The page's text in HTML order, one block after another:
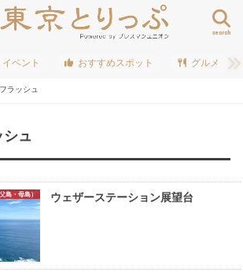
search
イベント おすすめスポット グルメ
ラッシュ
シュ
島・母島） ウェザーステーション展望台